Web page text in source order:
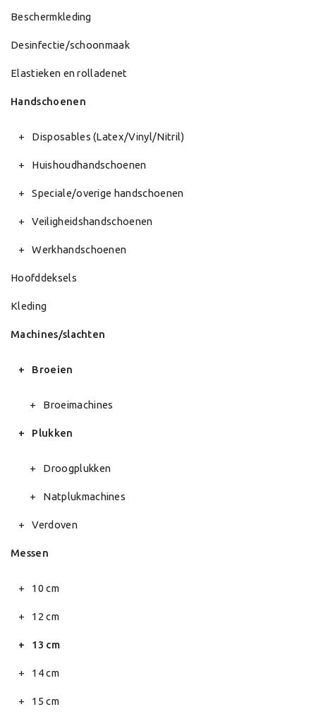
Beschermkleding
Desinfectie/schoonmaak
Elastieken en rolladenet
Handschoenen
Disposables (Latex/Vinyl/Nitril)
Huishoudhandschoenen
Speciale/overige handschoenen
Veiligheidshandschoenen
Werkhandschoenen
Hoofddeksels
Kleding
Machines/slachten
Broeien
Broeimachines
Plukken
Droogplukken
Natplukmachines
Verdoven
Messen
10 cm
12 cm
13 cm
14 cm
15 cm